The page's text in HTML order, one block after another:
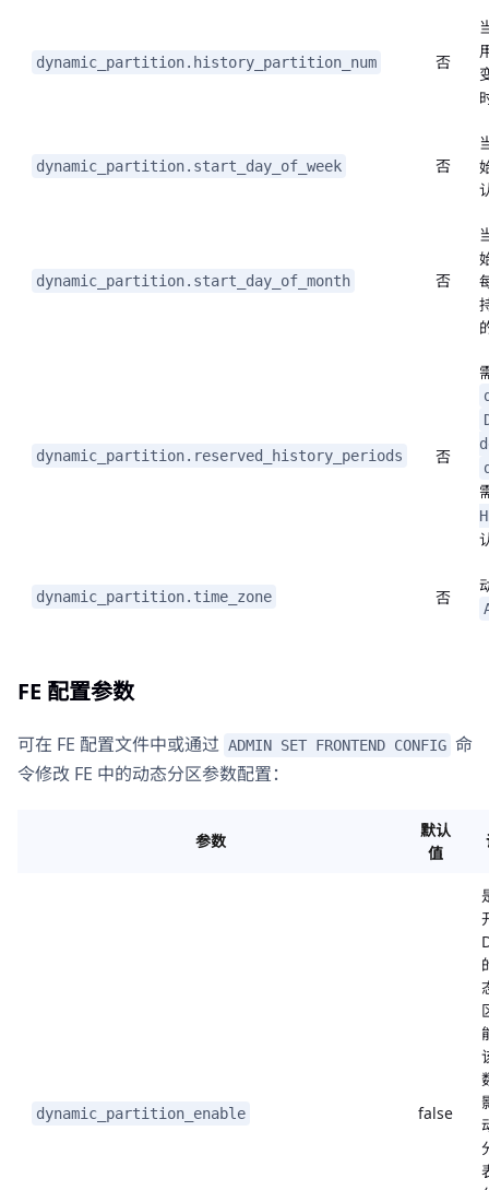
dynamic_partition.history_partition_num 否
dynamic_partition.start_day_of_week 否
dynamic_partition.start_day_of_month 否
dynamic_partition.reserved_history_periods 否
dynamic_partition.time_zone 否
FE 配置参数
可在 FE 配置文件中或通过 ADMIN SET FRONTEND CONFIG 命
令修改 FE 中的动态分区参数配置：
参数
默认
值
dynamic_partition_enable false